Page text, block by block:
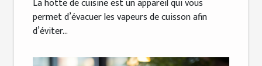
permet d’évacuer les vapeurs de cuisson afin
d’éviter...